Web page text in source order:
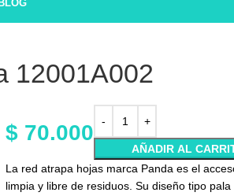
BLOG
12001A002
$ 70.000
AÑADIR AL
La red atrapa hojas marca Panda es el
limpia y libre de residuos. Su diseño tipo